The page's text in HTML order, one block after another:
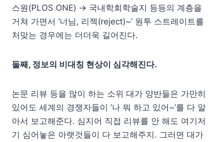
스원(PLOS ONE) → 국내학회학술지 등등의 계층을
거쳐 가면서 ‘너님, 리젝(reject)~’ 원투 스트레이트를
처맞는 경우에는 더더욱 길어진다.
둘째, 정보의 비대칭 현상이 심각해진다.
논문 리뷰 등을 많이 하는 소위 대가 양반들은 가만히
있어도 세계의 경쟁자들이 ‘나 뭐 하고 있어~’를 다 알
아서 보고해준다. 심지어 직접 리뷰를 안 해도 여기저
기 심어놓은 아랫것들이 다 보고해주지. 그러면 대가